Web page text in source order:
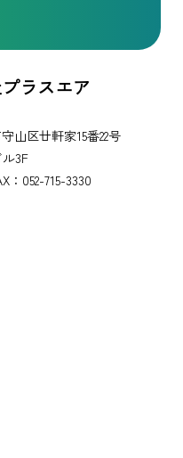
ラスエア
山区廿軒家15番22号
3F
：052-715-3330